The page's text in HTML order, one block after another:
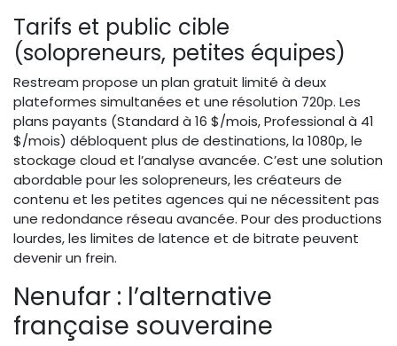
Tarifs et public cible
(solopreneurs, petites équipes)
Restream propose un plan gratuit limité à deux
plateformes simultanées et une résolution 720p. Les
plans payants (Standard à 16 $/mois, Professional à 41
$/mois) débloquent plus de destinations, la 1080p, le
stockage cloud et l’analyse avancée. C’est une solution
abordable pour les solopreneurs, les créateurs de
contenu et les petites agences qui ne nécessitent pas
une redondance réseau avancée. Pour des productions
lourdes, les limites de latence et de bitrate peuvent
devenir un frein.
Nenufar : l’alternative
française souveraine